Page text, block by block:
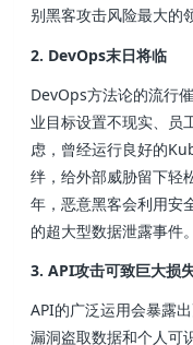
别黑客攻击风险最大的
2. DevOps末日将临
DevOps方法论的流行
业目标设置不现实、员
虑，曾经运行良好的
绊，给外部威胁留下轻
年，恶意黑客会利用安
的超大型数据泄露事件。
3. API攻击可致巨大损
API的广泛运用会暴露
漏洞盗取数据和个人可